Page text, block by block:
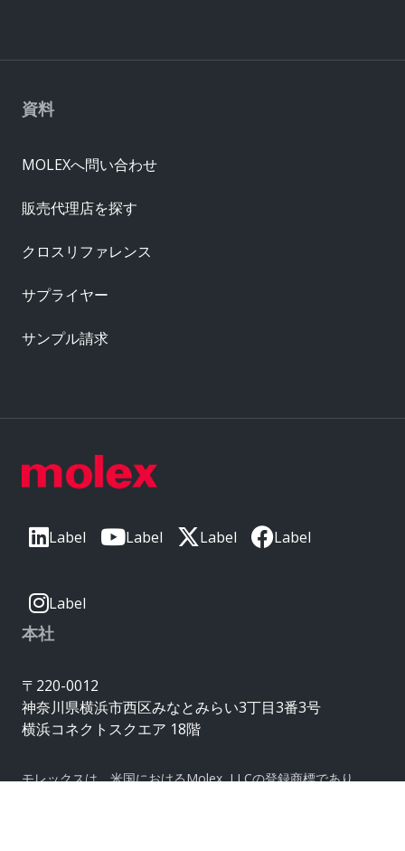
Label Label Label Label
Label
本社
〒220-0012
神奈川県横浜市西区みなとみらい3丁目3番3号
横浜コネクトスクエア 18階
モレックスは、米国におけるMolex, LLCの登録商標であり、
資料
MOLEXへ問い合わせ
販売代理店を探す
クロスリファレンス
サプライヤー
サンプル請求